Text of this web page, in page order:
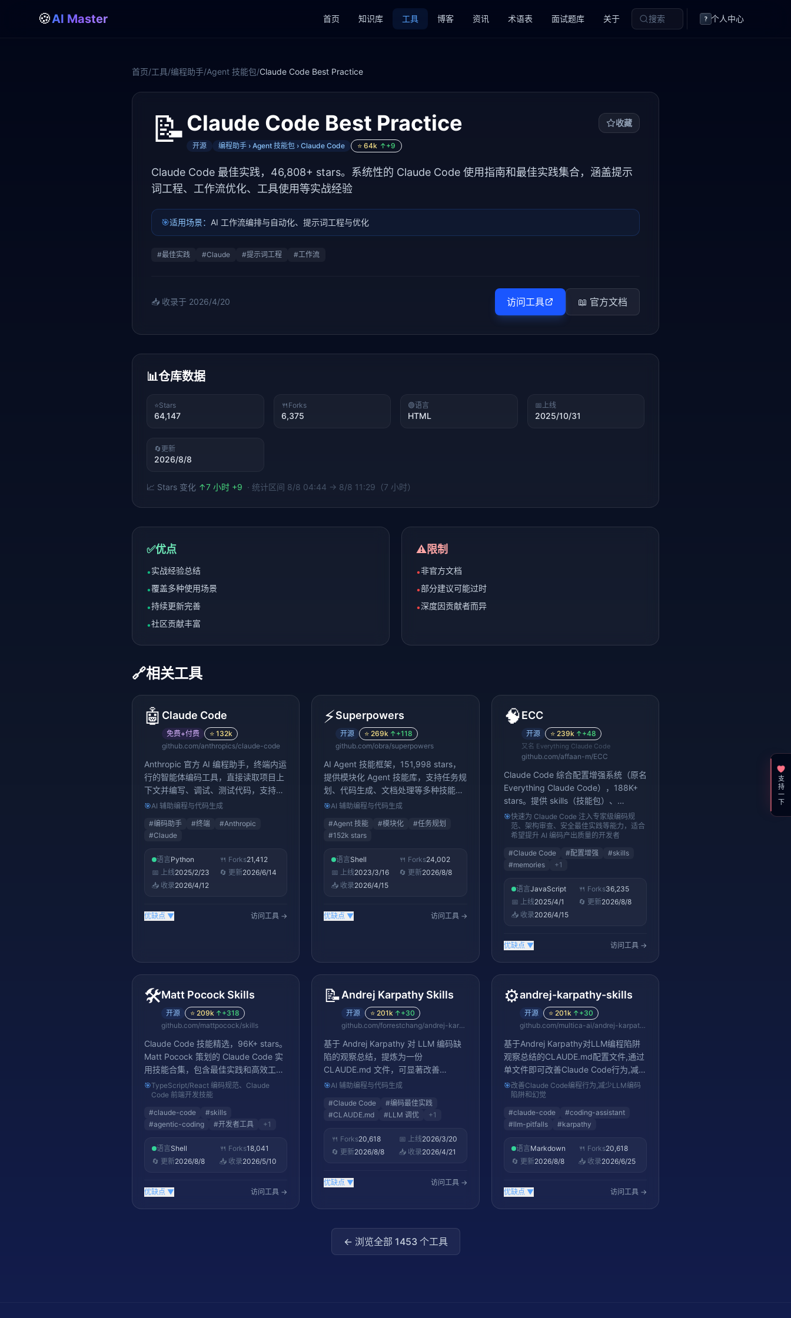
🍪AI Master 首页 知识库 工具 博客 资讯 术语表 面试题库 关于 搜索 ? 个人中心
首页/工具/编程助手/Agent 技能包/Claude Code Best Practice
📝Claude Code Best Practice 收藏
开源 编程助手 › Agent 技能包 › Claude Code ⭐ 64k ↑+9
Claude Code 最佳实践，46,808+ stars。系统性的 Claude Code 使用指南和最佳实践集合，涵盖提示
词工程、工作流优化、工具使用等实战经验
🎯适用场景： AI 工作流编排与自动化、提示词工程与优化
#最佳实践 #Claude #提示词工程 #工作流
📥 收录于 2026/4/20 访问工具 📖 官方文档
📊仓库数据
⭐Stars
64,147
🍴 Forks
6,375
🟢语言
HTML
📅上线
2025/10/31
🔄更新
2026/8/8
📈 Stars 变化 ↑7 小时 +9 · 统计区间 8/8 04:44 → 8/8 11:29（7 小时）
✅优点
•实战经验总结
•覆盖多种使用场景
•持续更新完善
•社区贡献丰富
⚠️限制
•非官方文档
•部分建议可能过时
•深度因贡献者而异
🔗相关工具
🤖 Claude Code
免费+付费 ⭐ 132k
github.com/anthropics/claude-code
Anthropic 官方 AI 编程助手，终端内运
行的智能体编码工具，直接读取项目上
下文并编写、调试、测试代码，支持
Claude Sonnet/Opus 4 模型，2026
🎯AI 辅助编程与代码生成
#编码助手 #终端 #Anthropic
#Claude
语言Python 🍴 Forks21,412
📅 上线2025/2/23 🔄 更新2026/6/14
📥 收录2026/4/12
优缺点 ▼ 访问工具 →
⚡Superpowers
开源 ⭐269k ↑+118
github.com/obra/superpowers
AI Agent 技能框架，151,998 stars，
提供模块化 Agent 技能库，支持任务规
划、代码生成、文档处理等多种技能组
合
🎯AI 辅助编程与代码生成
#Agent 技能 #模块化 #任务规划
#152k stars
语言Shell 🍴 Forks24,002
📅 上线2023/3/16 🔄 更新2026/8/8
📥 收录2026/4/15
优缺点 ▼ 访问工具 →
🧠ECC
开源 ⭐ 239k ↑+48
又名 Everything Claude Code
github.com/affaan-m/ECC
Claude Code 综合配置增强系统（原名
Everything Claude Code），188K+
stars。提供 skills（技能包）、
memories（记忆模板）、instincts（行
为直觉）三大模块，相当于给 Claude
Code 安装一套「专家级配置包」——
无需额外安装，放入 CLAUDE.md 或
.claude 目录即可生效。涵盖编码规
数十个场景的最佳实践，是 GitHub 上
stars 最高的 Claude Code 增强项目
🎯快速为 Claude Code 注入专家级编码规
范、架构审查、安全最佳实践等能力，适合
希望提升 AI 编码产出质量的开发者
#Claude Code #配置增强 #skills
#memories +1
语言JavaScript 🍴 Forks36,235
📅 上线2025/4/1 🔄 更新2026/8/8
📥 收录2026/4/15
优缺点 ▼ 访问工具 →
🛠️Matt Pocock Skills
开源 ⭐ 209k ↑+318
github.com/mattpocock/skills
Claude Code 技能精选，96K+ stars。
Matt Pocock 策划的 Claude Code 实
用技能合集，包含最佳实践和高效工作
流
🎯TypeScript/React 编码规范、Claude
Code 前端开发技能
#claude-code #skills
#agentic-coding #开发者工具 +1
语言Shell 🍴 Forks18,041
🔄 更新2026/8/8 📥 收录2026/5/10
优缺点 ▼ 访问工具 →
📝Andrej Karpathy Skills
开源 ⭐201k ↑+30
github.com/forrestchang/andrej-karpathy-skills
基于 Andrej Karpathy 对 LLM 编码缺
陷的观察总结，提炼为一份
CLAUDE.md 文件，可显著改善
Claude Code 的代码生成质量。涵盖常
模式。GitHub 4000+ 星，周增
2300+ 星，是 Claude Code 用户必备
的配置增强文件。
🎯AI 辅助编程与代码生成
#Claude Code #编码最佳实践
#CLAUDE.md #LLM 调优 +1
🍴 Forks20,618 📅 上线2026/3/20
🔄 更新2026/8/8 📥 收录2026/4/21
优缺点 ▼ 访问工具 →
⚙️andrej-karpathy-skills
开源 ⭐ 201k ↑+30
github.com/multica-ai/andrej-karpathy-skills
基于Andrej Karpathy对LLM编程陷阱
观察总结的CLAUDE.md配置文件,通过
单文件即可改善Claude Code行为,减少
AI编码常见错误和幻觉问题。
🎯改善Claude Code编程行为,减少LLM编码
陷阱和幻觉
#claude-code #coding-assistant
#llm-pitfalls #karpathy
语言Markdown 🍴 Forks20,618
🔄 更新2026/8/8 📥 收录2026/6/25
优缺点 ▼ 访问工具 →
← 浏览全部 1453个工具
支持一下